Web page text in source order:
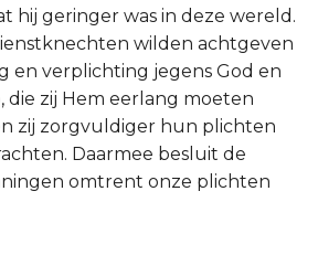
hij geringer was in deze wereld.
wilden achtgeven
en verplichting jegens God en
die zij Hem eerlang moeten
zij zorgvuldiger hun plichten
Daarmee besluit de
omtrent onze plichten